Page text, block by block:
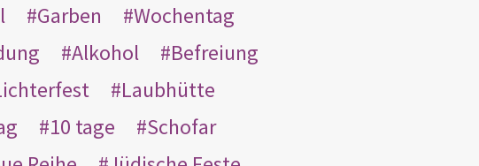
Garben
Wochentag
Alkohol
Befreiung
Laubhütte
10 tage
Schofar